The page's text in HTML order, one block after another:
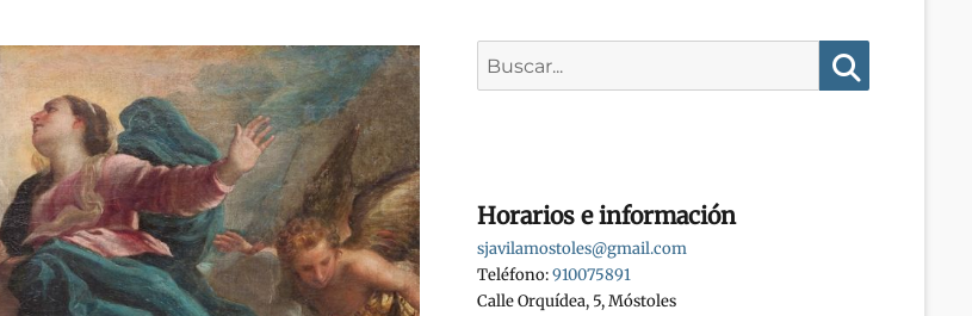
Horarios e información
sjavilamostoles@gmail.com
Teléfono:910075891
Calle Orquídea, 5, Móstoles